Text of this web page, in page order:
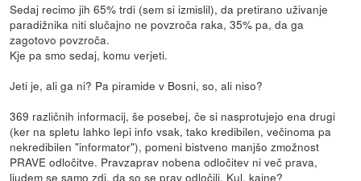
Sedaj recimo jih 65% trdi (sem si izmislil), da pretirano uživanje
paradižnika niti slučajno ne povzroča raka, 35% pa, da ga
zagotovo povzroča.
Kje pa smo sedaj, komu verjeti.
Jeti je, ali ga ni? Pa piramide v Bosni, so, ali niso?
369 različnih informacij, še posebej, če si nasprotujejo ena drugi
(ker na spletu lahko lepi info vsak, tako kredibilen, večinoma pa
nekredibilen "informator"), pomeni bistveno manjšo zmožnost
PRAVE odločitve. Pravzaprav nobena odločitev ni več prava,
ljudem se samo zdi, da so se prav odločili. Kul, kajne?